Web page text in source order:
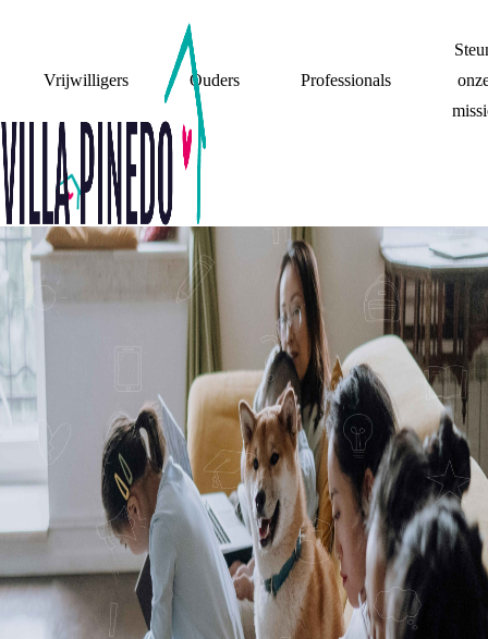
Vrijwilligers Ouders Professionals
GEDICHTJE OVER
FAMILIES